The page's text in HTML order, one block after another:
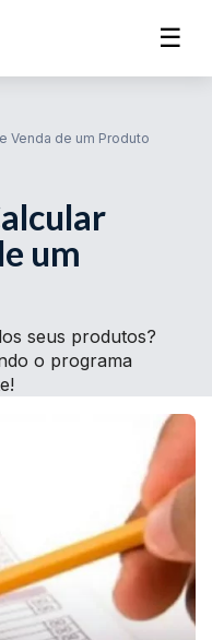
☰
Venda de um Produto
um
seus produtos?
o programa